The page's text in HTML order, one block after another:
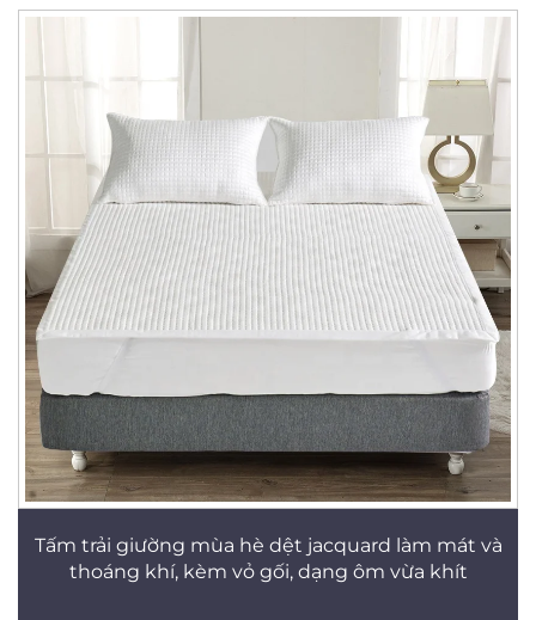
Tấm trải giường mùa hè dệt jacquard làm mát và
thoáng khí, kèm vỏ gối, dạng ôm vừa khít